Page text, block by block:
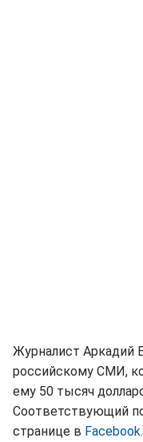
Журналист Аркадий
российскому СМИ,
ему 50 тысяч
Соответствующий
странице в Facebook.